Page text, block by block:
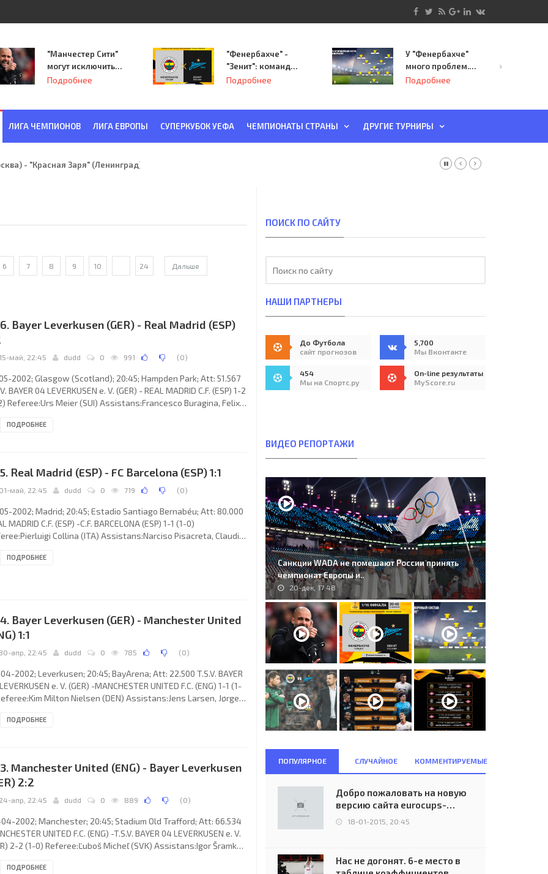
"Манчестер Сити"
могут исключить
из Лиги
Подробнее
"Фенербахче" -
"Зенит": команда
Семака начинает
Подробнее
У "Фенербахче"
много проблем.
Но он опасен для
Подробнее
ЛИГА ЧЕМПИОНОВ ЛИГА ЕВРОПЫ СУПЕРКУБОК УЕФА ЧЕМПИОНАТЫ СТРАНЫ ДРУГИЕ ТУРНИРЫ
- "Красная Заря" (Ленинград) 6:2
6 7 8 9 10 24 Дальше
Bayer Leverkusen (GER) - Real Madrid (ESP)
15-май, 22:45 dudd 0 991 (0)
2002; Glasgow (Scotland); 20:45; Hampden Park; Att: 51.567
BAYER 04 LEVERKUSEN e. V. (GER) - REAL MADRID C.F. (ESP) 1-2
Referee:Urs Meier (SUI) Assistans:Francesco Buragina, Felix
González Blanco 08; 1-1 Lucimar da Silva Ferreira“LUCIO” 13; 1-
ПОДРОБНЕЕ
Real Madrid (ESP) - FC Barcelona (ESP) 1:1
01-май, 22:45 dudd 0 719 (0)
2002; Madrid; 20:45; Estadio Santiago Bernabéu; Att: 80.000
MADRID C.F. (ESP) -C.F. BARCELONA (ESP) 1-1 (1-0)
Collina (ITA) Assistans:Narciso Pisacreta, Claudio
Blanco 43; 1-1 Iván HELGUERA Bujía 49 (og). REAL C.F.
ПОДРОБНЕЕ
Bayer Leverkusen (GER) - Manchester United
1:1
30-апр, 22:45 dudd 0 785 (0)
2002; Leverkusen; 20:45; BayArena; Att: 22.500 T.S.V. BAYER
e. V. (GER) -MANCHESTER UNITED F.C. (ENG) 1-1 (1-
Milton Nielsen (DEN) Assistans:Jens Larsen, Jørgen
28; 1-1 Oliver Neuville 45+2. T.S.V. BAYER 04 e. V. (coach:
ПОДРОБНЕЕ
Manchester United (ENG) - Bayer Leverkusen
2:2
24-апр, 22:45 dudd 0 889 (0)
2002; Manchester; 20:45; Stadium Old Trafford; Att: 66.534
UNITED F.C. (ENG) -T.S.V. BAYER 04 LEVERKUSEN e. V.
2-2 (1-0) Referee:Ľuboš Micheľ (SVK) Assistans:Igor Šramka,
Živković29 (og); 1-1 Michael Ballack 62; 2-1 Ruud van
ПОДРОБНЕЕ
ПОИСК ПО САЙТУ
НАШИ ПАРТНЕРЫ
До Футбола
сайт прогнозов
5,700
Мы Вконтакте
454
Мы на Спортс.ру
On-line результаты
MyScore.ru
ВИДЕО РЕПОРТАЖИ
Санкции WADA не помешают России принять
чемпионат Европы и..
20-дек, 17:48
ПОПУЛЯРНОЕ СЛУЧАЙНОЕ КОММЕНТИРУЕМЫЕ
Добро пожаловать на новую
версию сайта eurocups-
uefa.ru
18-01-2015, 20:45
Нас не догонят. 6-е место в